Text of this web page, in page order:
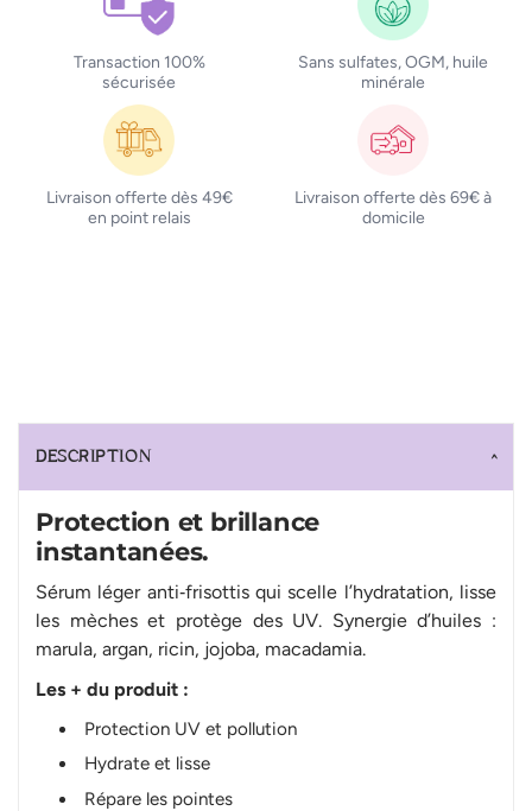
Transaction 100%
sécurisée
Sans sulfates, OGM, huile
minérale
Livraison offerte dès 49€
en point relais
Livraison offerte dès 69€ à
domicile
DESCRIPTION
Protection et brillance
instantanées.
Sérum léger anti‑frisottis qui scelle l’hydratation, lisse
les mèches et protège des UV. Synergie d’huiles :
marula, argan, ricin, jojoba, macadamia.
Les + du produit :
Protection UV et pollution
Hydrate et lisse
Répare les pointes